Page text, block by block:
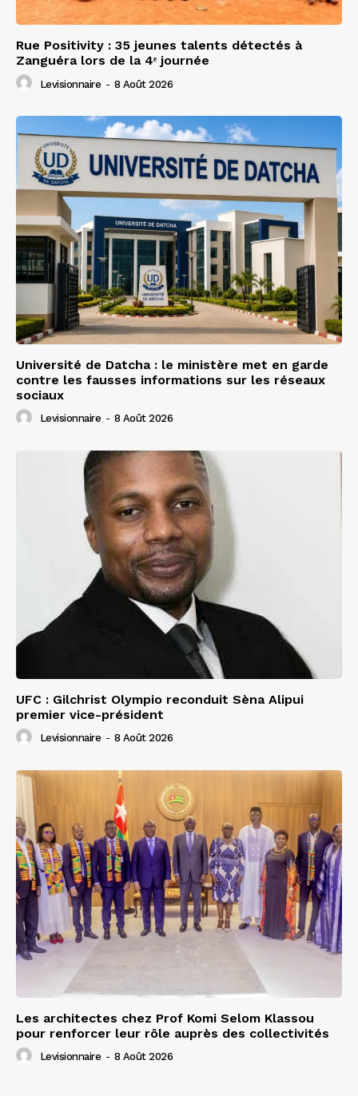
Rue Positivity : 35 jeunes talents détectés à
Zanguéra lors de la 4ᵉ journée
Levisionnaire - 8 Août 2026
Université de Datcha : le ministère met en garde
contre les fausses informations sur les réseaux
sociaux
Levisionnaire - 8 Août 2026
UFC : Gilchrist Olympio reconduit Sèna Alipui
premier vice-président
Levisionnaire - 8 Août 2026
Les architectes chez Prof Komi Selom Klassou
pour renforcer leur rôle auprès des collectivités
Levisionnaire - 8 Août 2026